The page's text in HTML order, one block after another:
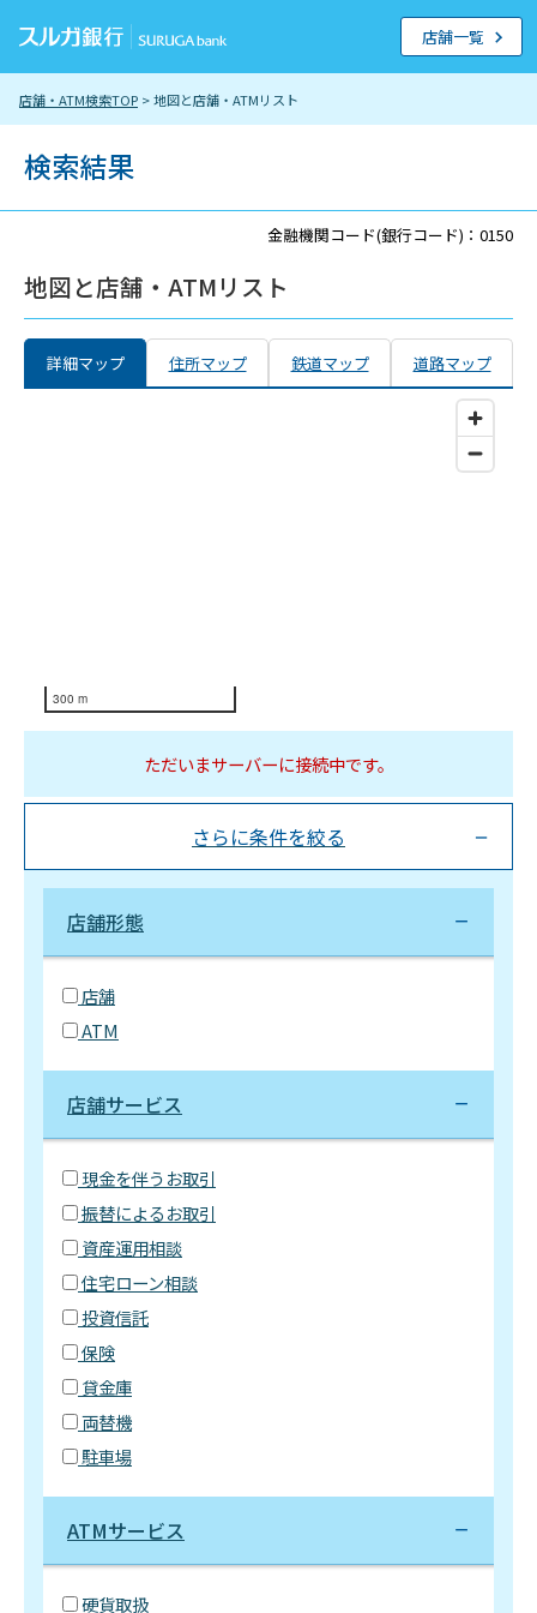
店舗・ATM検索TOP > 地図と店舗・ATMリスト
店舗一覧
検索結果
金融機関コード(銀行コード)：0150
地図と店舗・ATMリスト
詳細マップ 住所マップ 鉄道マップ 道路マップ
300 m
ただいまサーバーに接続中です。
さらに条件を絞る
店舗形態
店舗
ATM
店舗サービス
現金を伴うお取引
振替によるお取引
資産運用相談
住宅ローン相談
投資信託
保険
貸金庫
両替機
駐車場
ATMサービス
硬貨取扱